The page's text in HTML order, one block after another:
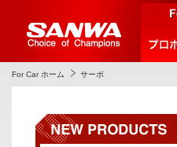
For Car ホーム サーボ